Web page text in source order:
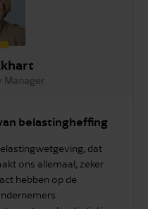
Manager
belastingheffing
dat
ons allemaal, zeker
hebben op de